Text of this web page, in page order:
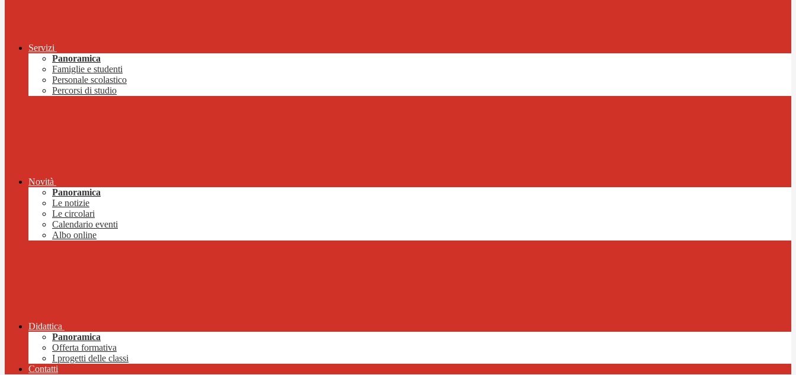
Servizi
Panoramica
Famiglie e studenti
Personale scolastico
Percorsi di studio
Novità
Panoramica
Le notizie
Le circolari
Calendario eventi
Albo online
Didattica
Panoramica
Offerta formativa
I progetti delle classi
Contatti